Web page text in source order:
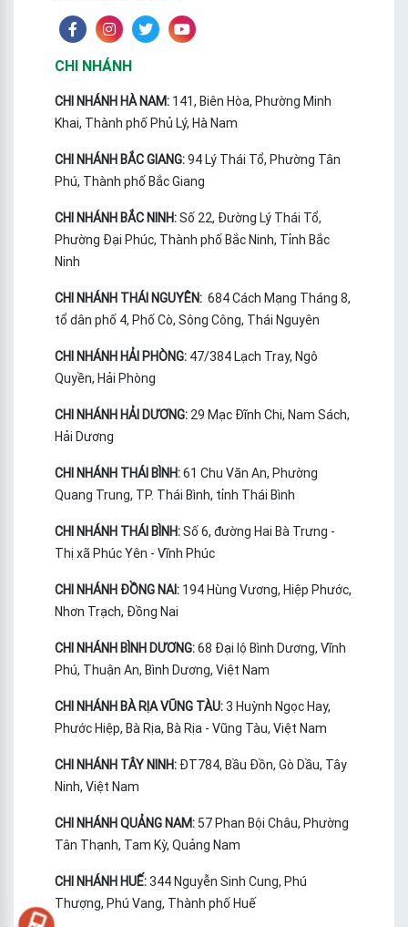
CHI NHÁNH
CHI NHÁNH HÀ NAM: 141, Biên Hòa, Phường Minh
Khai, Thành phố Phủ Lý, Hà Nam
CHI NHÁNH BẮC GIANG:94 Lý Thái Tổ, Phường Tân
Phú, Thành phố Bắc Giang
CHI NHÁNH BẮC NINH:Số 22, Đường Lý Thái Tổ,
Phường Đại Phúc, Thành phố Bắc Ninh, Tỉnh Bắc
Ninh
CHI NHÁNH THÁI NGUYÊN: 684 Cách Mạng Tháng 8,
tổ dân phố 4, Phố Cò, Sông Công, Thái Nguyên
CHI NHÁNH HẢI PHÒNG: 47/384 Lạch Tray, Ngô
Quyền, Hải Phòng
CHI NHÁNH HẢI DƯƠNG: 29 Mạc Đĩnh Chi, Nam Sách,
Hải Dương
CHI NHÁNH THÁI BÌNH:61 Chu Văn An, Phường
Quang Trung, TP. Thái Bình, tỉnh Thái Bình
CHI NHÁNH THÁI BÌNH:Số 6, đường Hai Bà Trưng -
Thị xã Phúc Yên - Vĩnh Phúc
CHI NHÁNH ĐỒNG NAI: 194 Hùng Vương, Hiệp Phước,
Nhơn Trạch, Đồng Nai
CHI NHÁNH BÌNH DƯƠNG:68 Đại lộ Bình Dương, Vĩnh
Phú, Thuận An, Bình Dương, Việt Nam
CHI NHÁNH BÀ RỊA VŨNG TÀU:3 Huỳnh Ngọc Hay,
Phước Hiệp, Bà Rịa, Bà Rịa - Vũng Tàu, Việt Nam
CHI NHÁNH TÂY NINH: ĐT784, Bầu Đồn, Gò Dầu, Tây
Ninh, Việt Nam
CHI NHÁNH QUẢNG NAM: 57 Phan Bội Châu, Phường
Tân Thạnh, Tam Kỳ, Quảng Nam
CHI NHÁNH HUẾ:344 Nguyễn Sinh Cung, Phú
Thượng, Phú Vang, Thành phố Huế